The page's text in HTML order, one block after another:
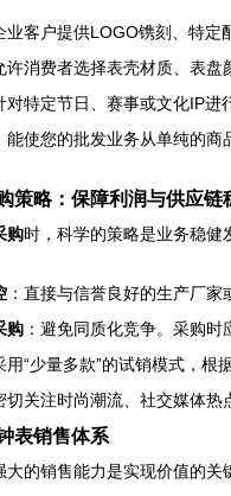
业客户提供LOGO镌刻、特定
许消费者选择表壳材质、表
对特定节日、赛事或文化IP进
使您的批发业务从单纯的商
策略：保障利润与供应链
购时，科学的策略是业务稳健
：直接与信誉良好的生产厂
购 ：避免同质化竞争。采购
用“少量多款”的试销模式，
切关注时尚潮流、社交媒体热
表销售体系
的销售能力是实现价值的关